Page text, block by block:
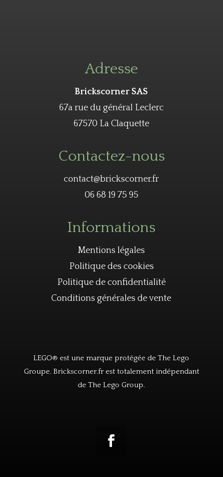
Adresse
Brickscorner SAS
67a rue du général Leclerc
67570 La Claquette
Contactez-nous
contact@brickscorner.fr
06 68 19 75 95
Informations
Mentions légales
Politique des cookies
Politique de confidentialité
Conditions générales de vente
LEGO® est une marque protégée de The Lego
Groupe. Brickscorner.fr est totalement indépendant
de The Lego Group.